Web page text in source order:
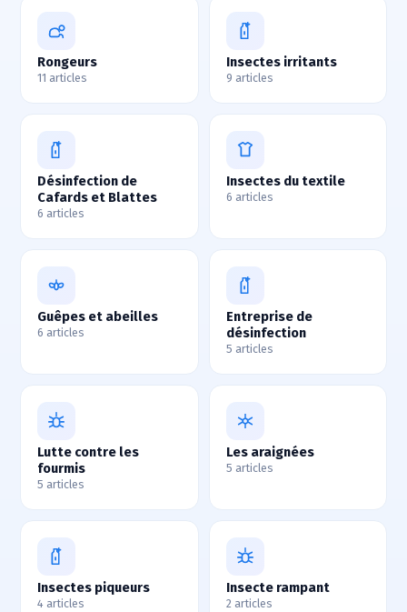
Rongeurs
11 articles
Insectes irritants
9 articles
Désinfection de
Cafards et Blattes
6 articles
Insectes du textile
6 articles
Guêpes et abeilles
6 articles
Entreprise de
désinfection
5 articles
Lutte contre les
fourmis
5 articles
Les araignées
5 articles
Insectes piqueurs
4 articles
Insecte rampant
2 articles